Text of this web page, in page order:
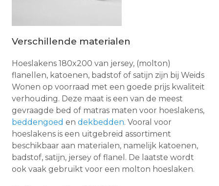
Verschillende materialen
Hoeslakens 180x200 van jersey, (molton)
flanellen, katoenen, badstof of satijn zijn bij Weids
Wonen op voorraad met een goede prijs kwaliteit
verhouding. Deze maat is een van de meest
gevraagde bed of matras maten voor hoeslakens,
beddengoed en dekbedden. Vooral voor
hoeslakens is een uitgebreid assortiment
beschikbaar aan materialen, namelijk katoenen,
badstof, satijn, jersey of flanel. De laatste wordt
ook vaak gebruikt voor een molton hoeslaken.